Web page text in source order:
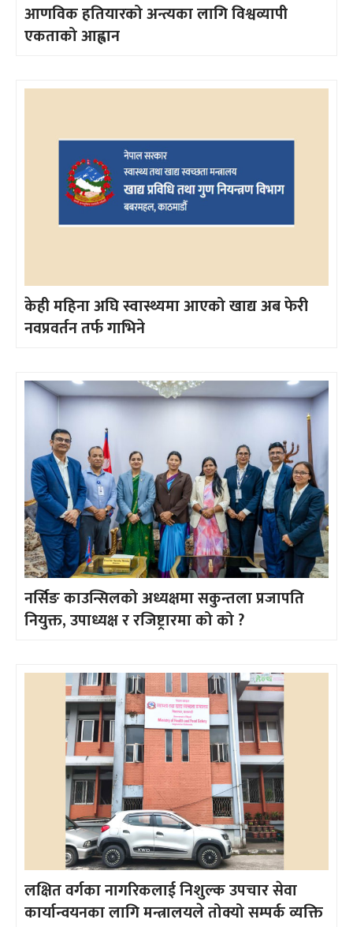
आणविक हतियारको अन्त्यका लागि विश्वव्यापी
एकताको आह्वान
केही महिना अघि स्वास्थ्यमा आएको खाद्य अब फेरी
नवप्रवर्तन तर्फ गाभिने
नर्सिङ काउन्सिलको अध्यक्षमा सकुन्तला प्रजापति
नियुक्त, उपाध्यक्ष र रजिष्ट्रारमा को को ?
लक्षित वर्गका नागरिकलाई निशुल्क उपचार सेवा
कार्यान्वयनका लागि मन्त्रालयले तोक्यो सम्पर्क व्यक्ति